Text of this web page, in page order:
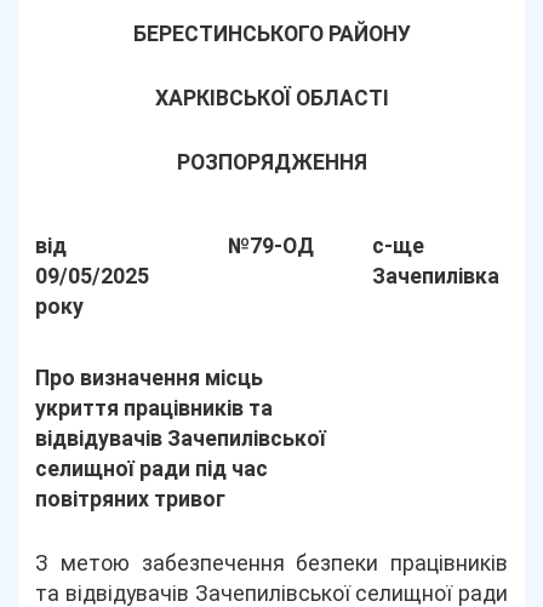
БЕРЕСТИНСЬКОГО РАЙОНУ
ХАРКІВСЬКОЇ ОБЛАСТІ
РОЗПОРЯДЖЕННЯ
від
09/05/2025
року
№79-ОД
с-ще
Зачепилівка
Про визначення місць
укриття працівників та
відвідувачів Зачепилівської
селищної ради під час
повітряних тривог
З метою забезпечення безпеки працівників
та відвідувачів Зачепилівської селищної ради